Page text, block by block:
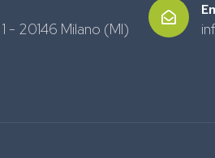
- 20146 Milano (MI)